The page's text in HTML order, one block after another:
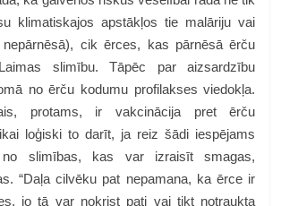
klimatiskajos apstākļos tie malāriju vai
nepārnēsā), cik ērces, kas pārnēsā ērču
slimību. Tāpēc par aizsardzību
no ērču kodumu profilakses viedokļa.
protams, ir vakcinācija pret ērču
loģiski to darīt, ja reiz šādi iespējams
slimības, kas var izraisīt smagas,
“Daļa cilvēku pat nepamana, ka ērce ir
jo tā var nokrist pati vai tikt notraukta